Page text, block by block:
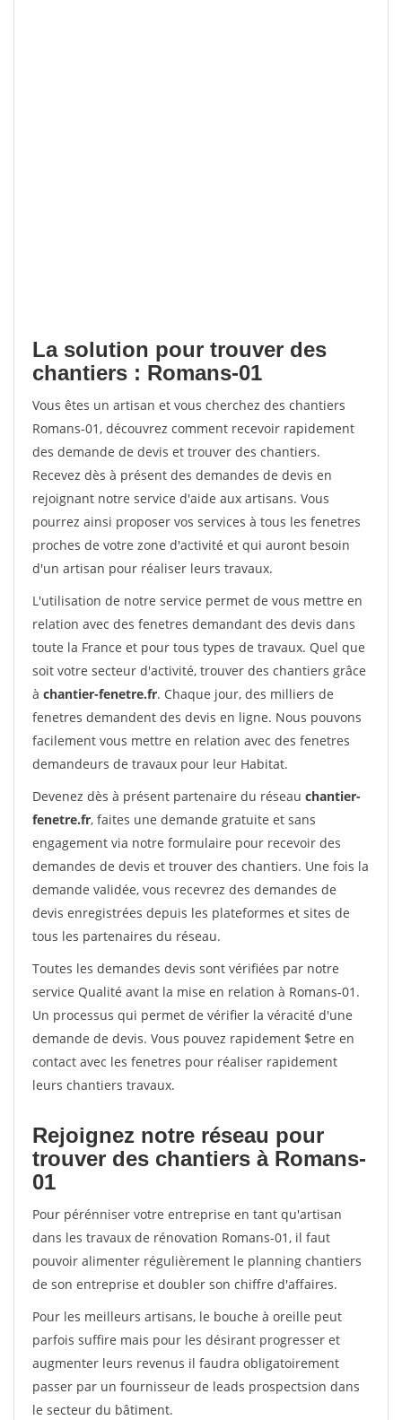
La solution pour trouver des
chantiers : Romans-01
Vous êtes un artisan et vous cherchez des chantiers
Romans-01, découvrez comment recevoir rapidement
des demande de devis et trouver des chantiers.
Recevez dès à présent des demandes de devis en
rejoignant notre service d'aide aux artisans. Vous
pourrez ainsi proposer vos services à tous les fenetres
proches de votre zone d'activité et qui auront besoin
d'un artisan pour réaliser leurs travaux.
L'utilisation de notre service permet de vous mettre en
relation avec des fenetres demandant des devis dans
toute la France et pour tous types de travaux. Quel que
soit votre secteur d'activité, trouver des chantiers grâce
à chantier-fenetre.fr. Chaque jour, des milliers de
fenetres demandent des devis en ligne. Nous pouvons
facilement vous mettre en relation avec des fenetres
demandeurs de travaux pour leur Habitat.
Devenez dès à présent partenaire du réseau chantier-
fenetre.fr, faites une demande gratuite et sans
engagement via notre formulaire pour recevoir des
demandes de devis et trouver des chantiers. Une fois la
demande validée, vous recevrez des demandes de
devis enregistrées depuis les plateformes et sites de
tous les partenaires du réseau.
Toutes les demandes devis sont vérifiées par notre
service Qualité avant la mise en relation à Romans-01.
Un processus qui permet de vérifier la véracité d'une
demande de devis. Vous pouvez rapidement $etre en
contact avec les fenetres pour réaliser rapidement
leurs chantiers travaux.
Rejoignez notre réseau pour
trouver des chantiers à Romans-
01
Pour pérénniser votre entreprise en tant qu'artisan
dans les travaux de rénovation Romans-01, il faut
pouvoir alimenter régulièrement le planning chantiers
de son entreprise et doubler son chiffre d'affaires.
Pour les meilleurs artisans, le bouche à oreille peut
parfois suffire mais pour les désirant progresser et
augmenter leurs revenus il faudra obligatoirement
passer par un fournisseur de leads prospectsion dans
le secteur du bâtiment.